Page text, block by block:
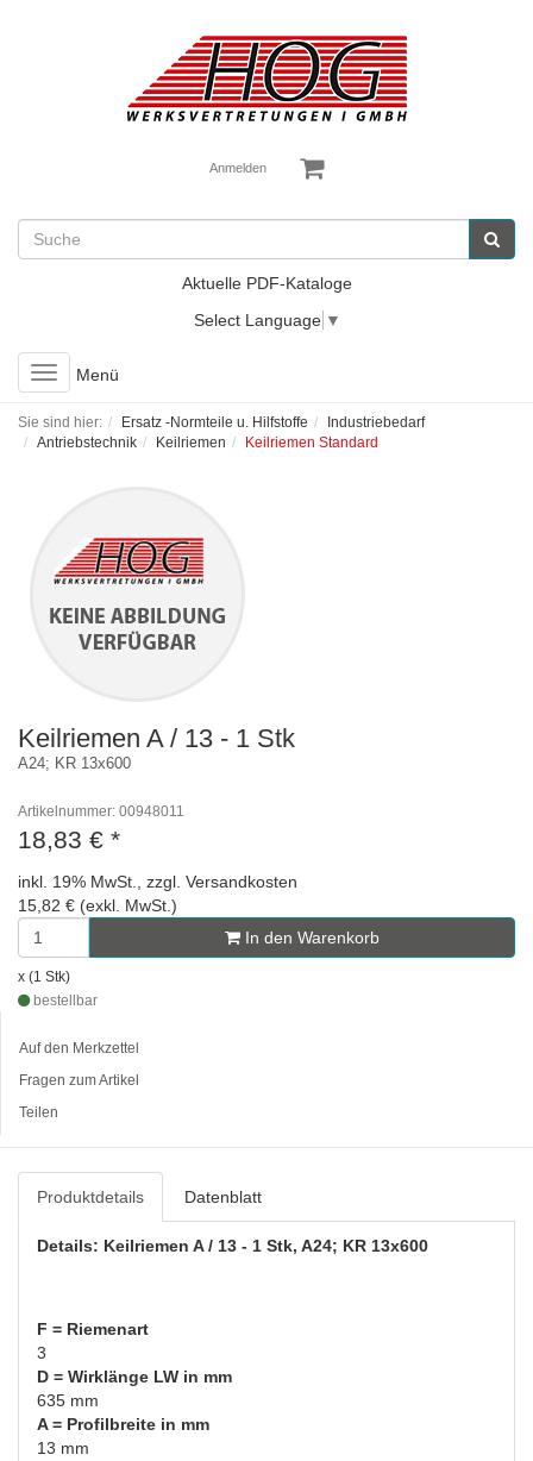
Anmelden
Aktuelle PDF-Kataloge
Select Language ▼
Toggle
navigation
Menü
Sie sind hier: Ersatz -Normteile u. Hilfstoffe
Industriebedarf
Antriebstechnik
Keilriemen Keilriemen Standard
Keilriemen A / 13 - 1 Stk
A24; KR 13x600
Artikelnummer: 00948011
18,83 € *
inkl. 19% MwSt., zzgl. Versandkosten
15,82 € (exkl. MwSt.)
In den Warenkorb
x (1 Stk)
bestellbar
Auf den Merkzettel
Fragen zum Artikel
Teilen
Produktdetails Datenblatt
Details: Keilriemen A / 13 - 1 Stk, A24; KR 13x600
F = Riemenart
3
D = Wirklänge LW in mm
635 mm
A = Profilbreite in mm
13 mm